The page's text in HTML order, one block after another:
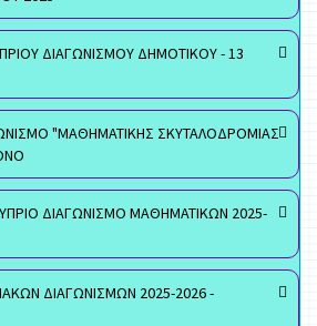
ΔΙΑΓΩΝΙΣΜΟΥ ΔΗΜΟΤΙΚΟΥ - 13
"ΜΑΘΗΜΑΤΙΚΗΣ ΣΚΥΤΑΛΟΔΡΟΜΙΑΣ
ΔΙΑΓΩΝΙΣΜΟ ΜΑΘΗΜΑΤΙΚΩΝ 2025-
ΔΙΑΓΩΝΙΣΜΩΝ 2025-2026 -